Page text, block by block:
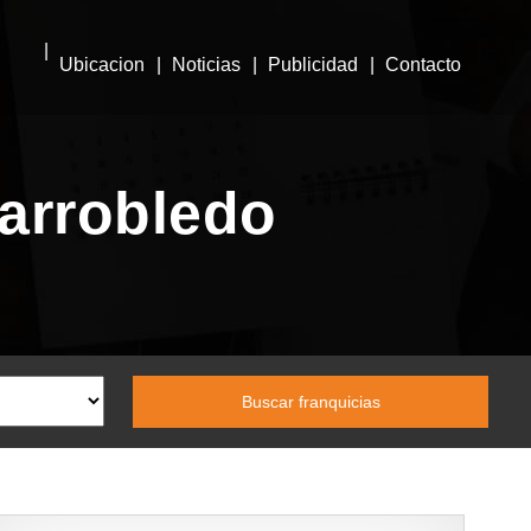
Ubicacion Noticias Publicidad Contacto